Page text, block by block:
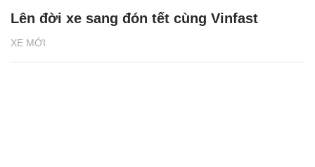
XE MỚI
Lên đời xe sang đón tết cùng Vinfast